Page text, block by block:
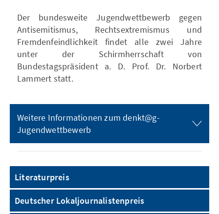
Der bundesweite Jugendwettbewerb gegen
Antisemitismus, Rechtsextremismus und
Fremdenfeindlichkeit findet alle zwei Jahre
unter der Schirmherrschaft von
Bundestagspräsident a. D. Prof. Dr. Norbert
Lammert statt.
Weitere Informationen zum denkt@g-
Jugendwettbewerb
Literaturpreis
Deutscher Lokaljournalistenpreis